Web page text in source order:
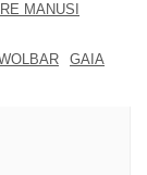
MANUSI
GAIA